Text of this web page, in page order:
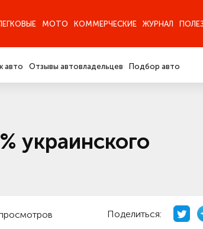
МОТО КОММЕРЧЕСКИЕ ЖУРНАЛ
авто Отзывы автовладельцев Подбор авто
украинского
Поделиться: